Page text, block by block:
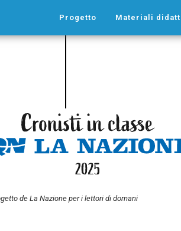
Progetto Materiali
de La Nazione per i lettori di domani